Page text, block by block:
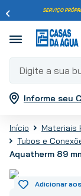
SERVIÇO
Digite a sua busca...
Informe seu
Materiais
Tubos e
Aquatherm 89
Termos mais
2
3º
piso
5
º
vaso